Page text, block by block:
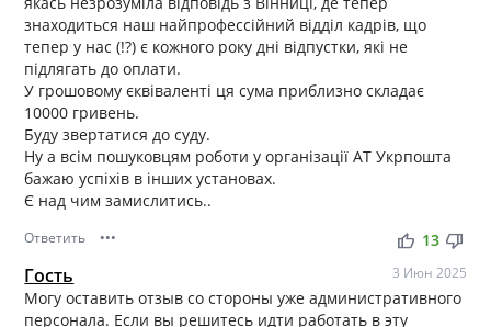
знаходиться наш найпрофессійний відділ кадрів, що
тепер у нас (!?) є кожного року дні відпустки, які не
підлягать до оплати.
У грошовому єквіваленті ця сума приблизно складає
10000 гривень.
Буду звертатися до суду.
Ну а всім пошуковцям роботи у організації АТ Укрпошта
бажаю успіхів в інших установах.
Є над чим замислитись..
Ответить ••• thumb_up thumb_down
13
Гость 3 Июн 2025
Могу оставить отзыв со стороны уже административного
персонала. Если вы решитесь идти работать в эту